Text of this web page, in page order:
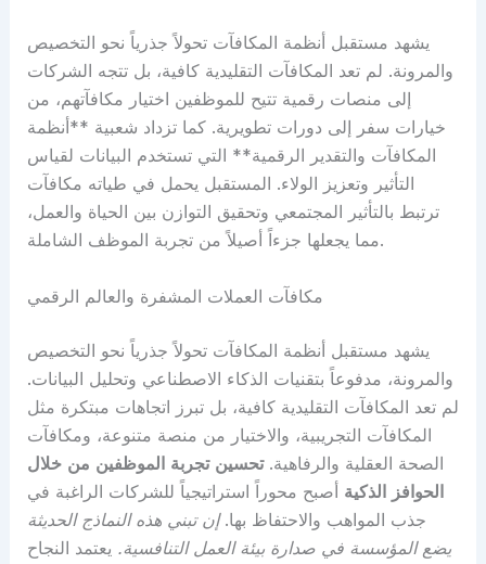
يشهد مستقبل أنظمة المكافآت تحولاً جذرياً نحو التخصيص
والمرونة. لم تعد المكافآت التقليدية كافية، بل تتجه الشركات
إلى منصات رقمية تتيح للموظفين اختيار مكافآتهم، من
خيارات سفر إلى دورات تطويرية. كما تزداد شعبية **أنظمة
المكافآت والتقدير الرقمية** التي تستخدم البيانات لقياس
التأثير وتعزيز الولاء. المستقبل يحمل في طياته مكافآت
ترتبط بالتأثير المجتمعي وتحقيق التوازن بين الحياة والعمل،
مما يجعلها جزءاً أصيلاً من تجربة الموظف الشاملة.
مكافآت العملات المشفرة والعالم الرقمي
يشهد مستقبل أنظمة المكافآت تحولاً جذرياً نحو التخصيص
والمرونة، مدفوعاً بتقنيات الذكاء الاصطناعي وتحليل البيانات.
لم تعد المكافآت التقليدية كافية، بل تبرز اتجاهات مبتكرة مثل
المكافآت التجريبية، والاختيار من منصة متنوعة، ومكافآت
الصحة العقلية والرفاهية.تحسين تجربة الموظفين من خلال
الحوافز الذكية أصبح محوراً استراتيجياً للشركات الراغبة في
جذب المواهب والاحتفاظ بها.إن تبني هذه النماذج الحديثة
يضع المؤسسة في صدارة بيئة العمل التنافسية. يعتمد النجاح